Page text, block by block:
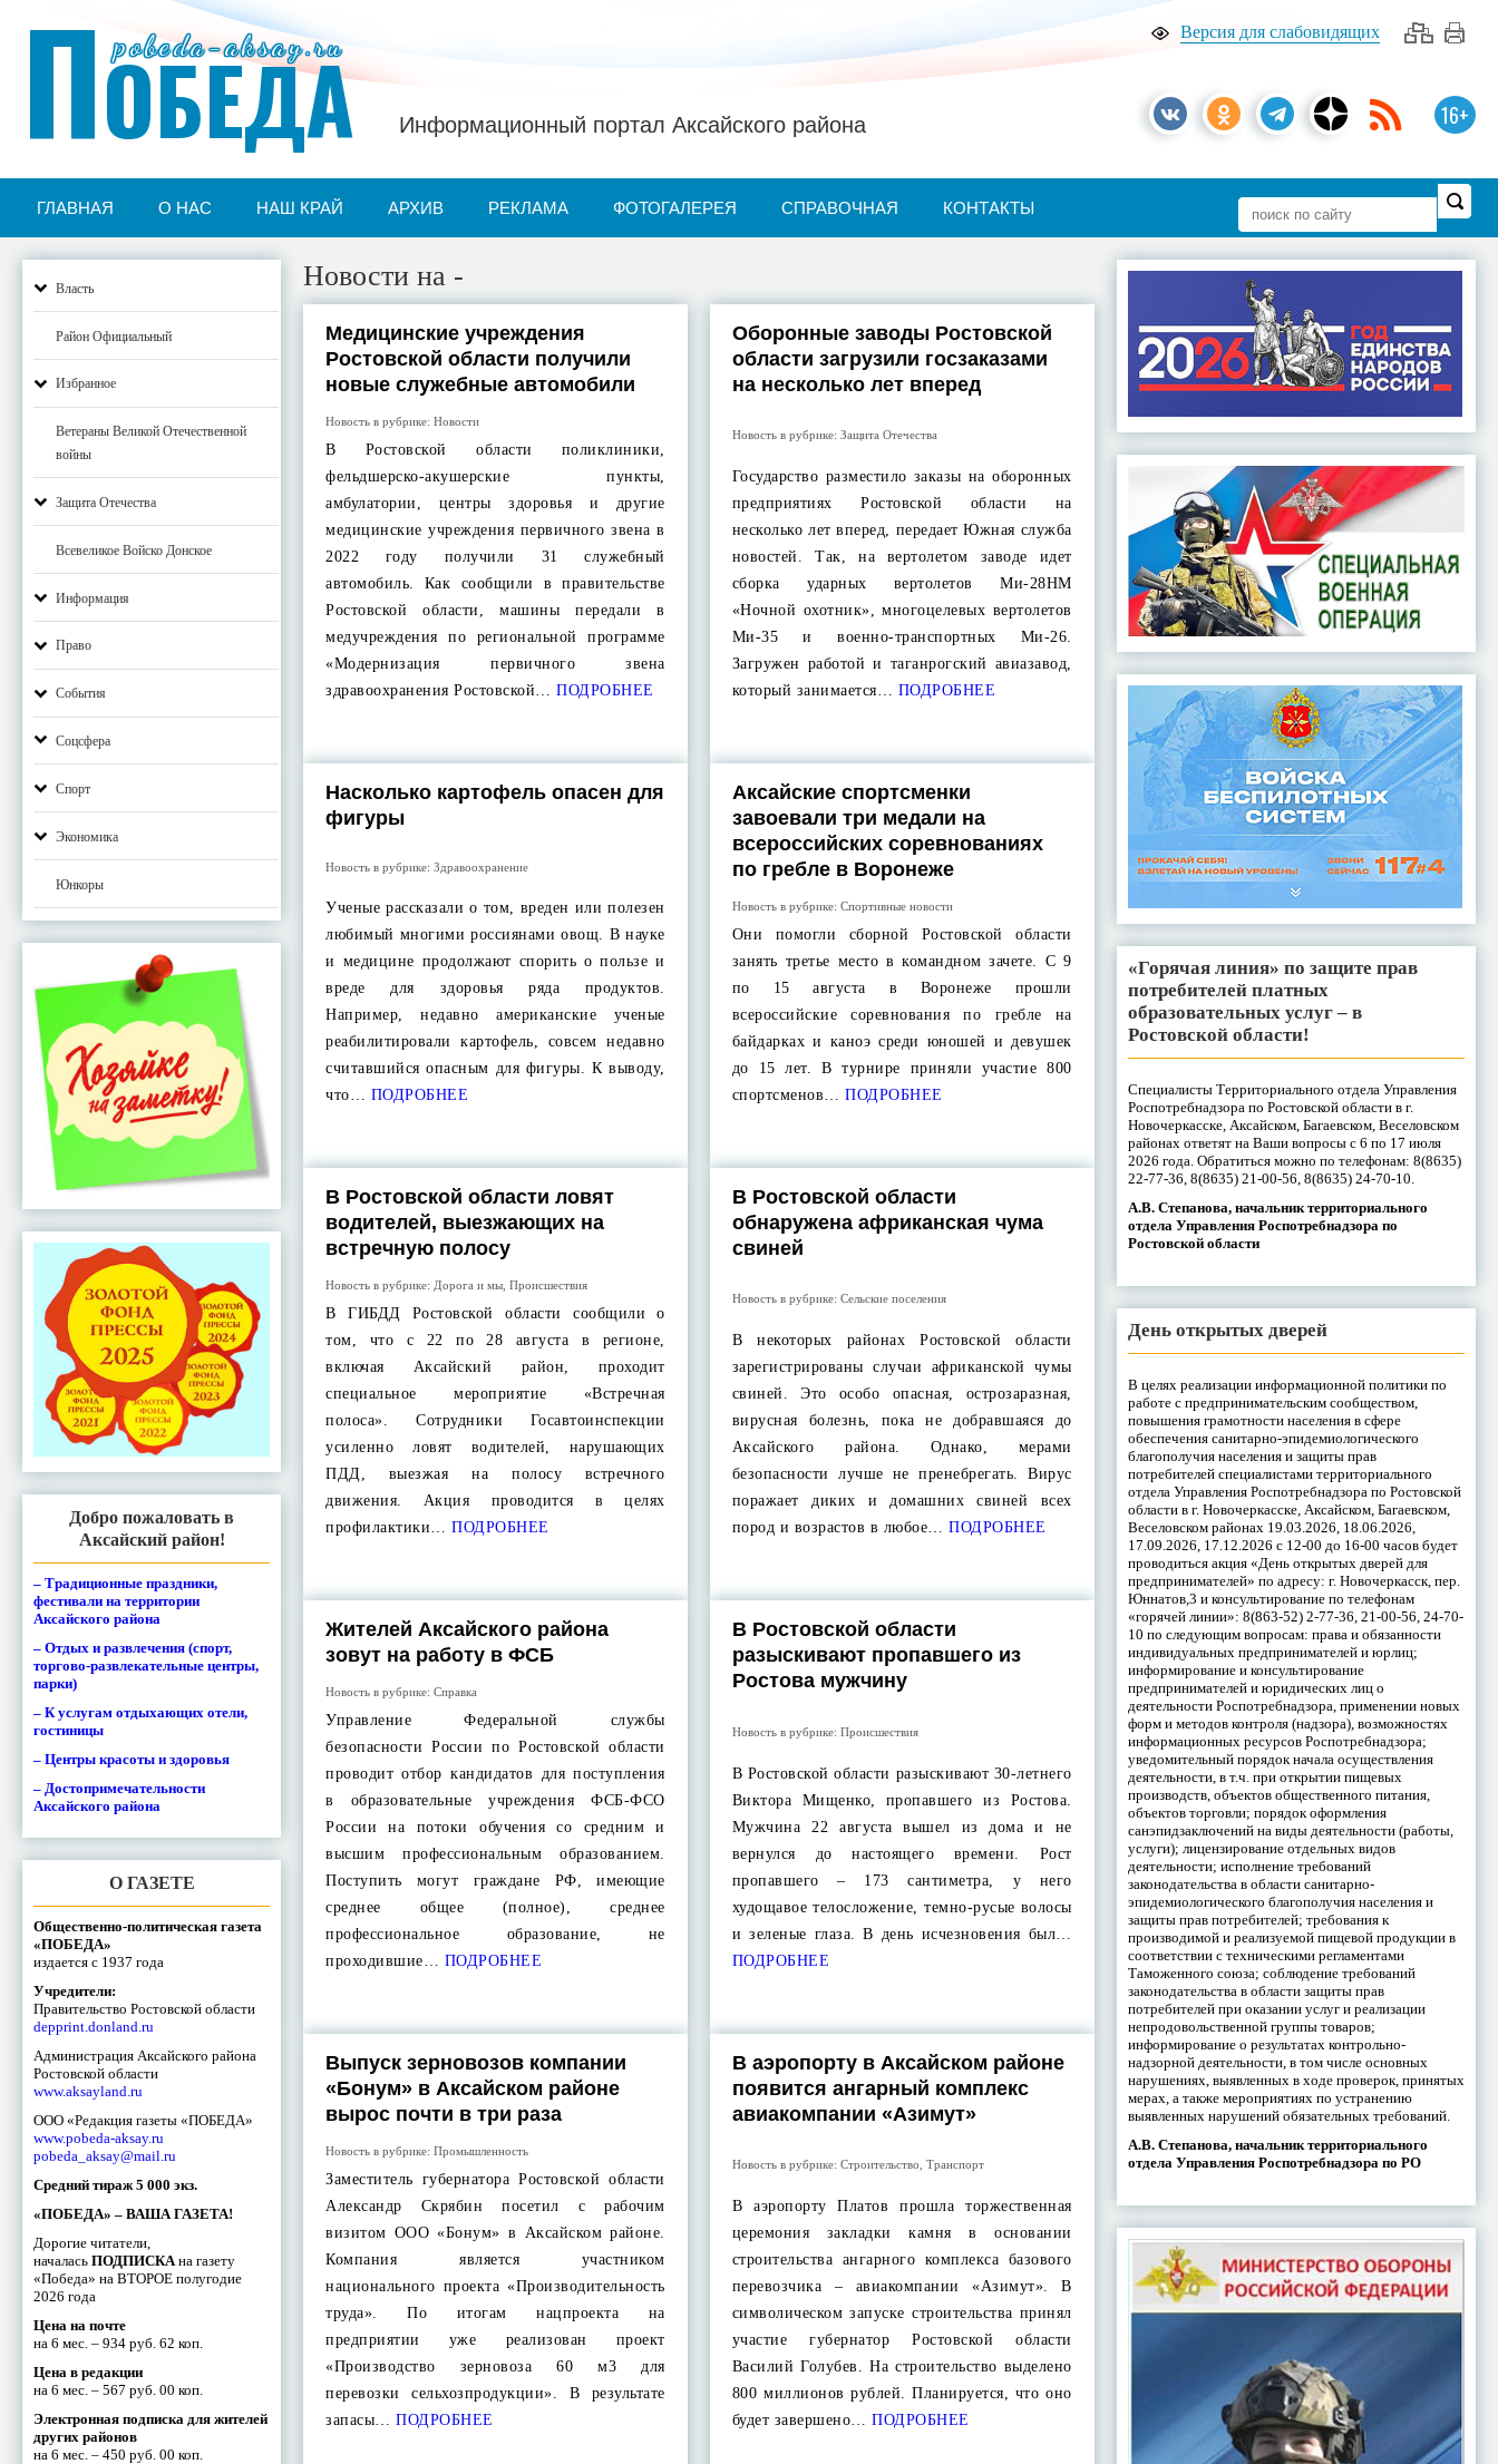
Версия для слабовидящих
16+
pobeda-aksay.ru
ПОБЕДА Информационный портал Аксайского района
ГЛАВНАЯ О НАС НАШ КРАЙ АРХИВ РЕКЛАМА ФОТОГАЛЕРЕЯ СПРАВОЧНАЯ КОНТАКТЫ
Власть
Район Официальный
Избранное
Ветераны Великой Отечественной
войны
Защита Отечества
Всевеликое Войско Донское
Информация
Право
События
Соцсфера
Спорт
Экономика
Юнкоры
Добро пожаловать в
Аксайский район!
– Традиционные праздники,
фестивали на территории
Аксайского района
– Отдых и развлечения (спорт,
торгово-развлекательные центры,
парки)
– К услугам отдыхающих отели,
гостиницы
– Центры красоты и здоровья
– Достопримечательности
Аксайского района
О ГАЗЕТЕ
Общественно-политическая газета
«ПОБЕДА»
издается с 1937 года
Учредители:
Правительство Ростовской области
depprint.donland.ru
Администрация Аксайского района
Ростовской области
www.aksayland.ru
ООО «Редакция газеты «ПОБЕДА»
www.pobeda-aksay.ru
pobeda_aksay@mail.ru
Средний тираж 5 000 экз.
«ПОБЕДА» – ВАША ГАЗЕТА!
Дорогие читатели,
началась ПОДПИСКА на газету
«Победа» на ВТОРОЕ полугодие
2026 года
Цена на почте
на 6 мес. – 934 руб. 62 коп.
Цена в редакции
на 6 мес. – 567 руб. 00 коп.
Электронная подписка для жителей
других районов
на 6 мес. – 450 руб. 00 коп.
Новости на -
Медицинские учреждения
Ростовской области получили
новые служебные автомобили
Новость в рубрике:Новости
В Ростовской области поликлиники,
фельдшерско-акушерские пункты,
амбулатории, центры здоровья и другие
медицинские учреждения первичного звена в
2022 году получили 31 служебный
автомобиль. Как сообщили в правительстве
Ростовской области, машины передали в
медучреждения по региональной программе
«Модернизация первичного звена
здравоохранения Ростовской… ПОДРОБНЕЕ
Оборонные заводы Ростовской
области загрузили госзаказами
на несколько лет вперед
Новость в рубрике: Защита Отечества
Государство разместило заказы на оборонных
предприятиях Ростовской области на
несколько лет вперед, передает Южная служба
новостей. Так, на вертолетом заводе идет
сборка ударных вертолетов Ми-28НМ
«Ночной охотник», многоцелевых вертолетов
Ми-35 и военно-транспортных Ми-26.
Загружен работой и таганрогский авиазавод,
который занимается… ПОДРОБНЕЕ
Насколько картофель опасен для
фигуры
Новость в рубрике:Здравоохранение
Ученые рассказали о том, вреден или полезен
любимый многими россиянами овощ. В науке
и медицине продолжают спорить о пользе и
вреде для здоровья ряда продуктов.
Например, недавно американские ученые
реабилитировали картофель, совсем недавно
считавшийся опасным для фигуры. К выводу,
что… ПОДРОБНЕЕ
Аксайские спортсменки
завоевали три медали на
всероссийских соревнованиях
по гребле в Воронеже
Новость в рубрике: Спортивные новости
Они помогли сборной Ростовской области
занять третье место в командном зачете. С 9
по 15 августа в Воронеже прошли
всероссийские соревнования по гребле на
байдарках и каноэ среди юношей и девушек
до 15 лет. В турнире приняли участие 800
спортсменов… ПОДРОБНЕЕ
В Ростовской области ловят
водителей, выезжающих на
встречную полосу
Новость в рубрике: Дорога и мы ,Происшествия
В ГИБДД Ростовской области сообщили о
том, что с 22 по 28 августа в регионе,
включая Аксайский район, проходит
специальное мероприятие «Встречная
полоса». Сотрудники Госавтоинспекции
усиленно ловят водителей, нарушающих
ПДД, выезжая на полосу встречного
движения. Акция проводится в целях
профилактики… ПОДРОБНЕЕ
В Ростовской области
обнаружена африканская чума
свиней
Новость в рубрике: Сельские поселения
В некоторых районах Ростовской области
зарегистрированы случаи африканской чумы
свиней. Это особо опасная, острозаразная,
вирусная болезнь, пока не добравшаяся до
Аксайского района. Однако, мерами
безопасности лучше не пренебрегать. Вирус
поражает диких и домашних свиней всех
пород и возрастов в любое… ПОДРОБНЕЕ
Жителей Аксайского района
зовут на работу в ФСБ
Новость в рубрике:Справка
Управление Федеральной службы
безопасности России по Ростовской области
проводит отбор кандидатов для поступления
в образовательные учреждения ФСБ-ФСО
России на потоки обучения со средним и
высшим профессиональным образованием.
Поступить могут граждане РФ, имеющие
среднее общее (полное), среднее
профессиональное образование, не
проходившие… ПОДРОБНЕЕ
В Ростовской области
разыскивают пропавшего из
Ростова мужчину
Новость в рубрике: Происшествия
В Ростовской области разыскивают 30-летнего
Виктора Мищенко, пропавшего из Ростова.
Мужчина 22 августа вышел из дома и не
вернулся до настоящего времени. Рост
пропавшего – 173 сантиметра, у него
худощавое телосложение, темно-русые волосы
и зеленые глаза. В день исчезновения был…
ПОДРОБНЕЕ
Выпуск зерновозов компании
«Бонум» в Аксайском районе
вырос почти в три раза
Новость в рубрике:Промышленность
Заместитель губернатора Ростовской области
Александр Скрябин посетил с рабочим
визитом ООО «Бонум» в Аксайском районе.
Компания является участником
национального проекта «Производительность
труда». По итогам нацпроекта на
предприятии уже реализован проект
«Производство зерновоза 60 м3 для
перевозки сельхозпродукции». В результате
запасы… ПОДРОБНЕЕ
В аэропорту в Аксайском районе
появится ангарный комплекс
авиакомпании «Азимут»
Новость в рубрике: Строительство Транспорт
В аэропорту Платов прошла торжественная
церемония закладки камня в основании
строительства ангарного комплекса базового
перевозчика – авиакомпании «Азимут». В
символическом запуске строительства принял
участие губернатор Ростовской области
Василий Голубев. На строительство выделено
800 миллионов рублей. Планируется, что оно
будет завершено… ПОДРОБНЕЕ
«Горячая линия» по защите прав
потребителей платных
образовательных услуг – в
Ростовской области!
Специалисты Территориального отдела Управления
Роспотребнадзора по Ростовской области в г.
Новочеркасске, Аксайском, Багаевском, Веселовском
районах ответят на Ваши вопросы с 6 по 17 июля
2026 года. Обратиться можно по телефонам: 8(8635)
22-77-36, 8(8635) 21-00-56, 8(8635) 24-70-10.
А.В. Степанова, начальник территориального
отдела Управления Роспотребнадзора по
Ростовской области
День открытых дверей
В целях реализации информационной политики по
работе с предпринимательским сообществом,
повышения грамотности населения в сфере
обеспечения санитарно-эпидемиологического
благополучия населения и защиты прав
потребителей специалистами территориального
отдела Управления Роспотребнадзора по Ростовской
области в г. Новочеркасске, Аксайском, Багаевском,
Веселовском районах 19.03.2026, 18.06.2026,
17.09.2026, 17.12.2026 с 12-00 до 16-00 часов будет
проводиться акция «День открытых дверей для
предпринимателей» по адресу: г. Новочеркасск, пер.
Юннатов,3 и консультирование по телефонам
«горячей линии»: 8(863-52) 2-77-36, 21-00-56, 24-70-
10 по следующим вопросам: права и обязанности
индивидуальных предпринимателей и юрлиц;
информирование и консультирование
предпринимателей и юридических лиц о
деятельности Роспотребнадзора, применении новых
форм и методов контроля (надзора), возможностях
информационных ресурсов Роспотребнадзора;
уведомительный порядок начала осуществления
деятельности, в т.ч. при открытии пищевых
производств, объектов общественного питания,
объектов торговли; порядок оформления
санэпидзаключений на виды деятельности (работы,
услуги); лицензирование отдельных видов
деятельности; исполнение требований
законодательства в области санитарно-
эпидемиологического благополучия населения и
защиты прав потребителей; требования к
производимой и реализуемой пищевой продукции в
соответствии с техническими регламентами
Таможенного союза; соблюдение требований
законодательства в области защиты прав
потребителей при оказании услуг и реализации
непродовольственной группы товаров;
информирование о результатах контрольно-
надзорной деятельности, в том числе основных
нарушениях, выявленных в ходе проверок, принятых
мерах, а также мероприятиях по устранению
выявленных нарушений обязательных требований.
А.В. Степанова, начальник территориального
отдела Управления Роспотребнадзора по РО